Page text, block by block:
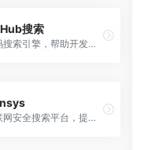
搜索
代码搜索引擎，帮助开发者查找开源代码和软件项目
互联网安全搜索平台，提供网络资产发现和安全评估服务